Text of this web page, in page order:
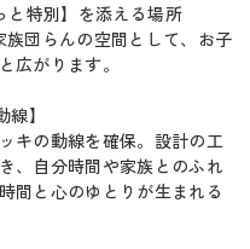
特別】を添える場所
団らんの空間として、お子
広がります。
】
の動線を確保。設計の工
、自分時間や家族とのふれ
間と心のゆとりが生まれる